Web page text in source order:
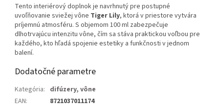
Tento interiérový doplnok je navrhnutý pre postupné
uvoľňovanie sviežej vône Tiger Lily, ktorá v priestore vytvára
príjemnú atmosféru. S objemom 100 ml zabezpečuje
dlhotrvajúcu intenzitu vône, čím sa stáva praktickou voľbou pre
každého, kto hľadá spojenie estetiky a funkčnosti v jednom
balení.
Dodatočné parametre
Kategória: difúzery, vône
EAN: 8721037011174